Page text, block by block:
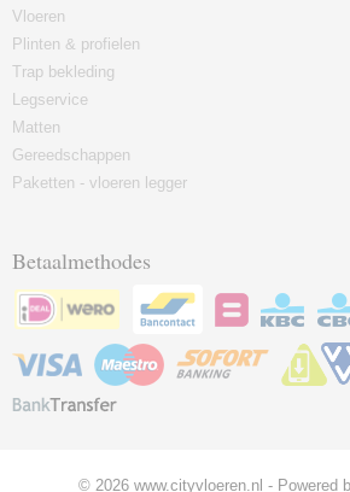
Vloeren
Plinten & profielen
Trap bekleding
Legservice
Matten
Gereedschappen
Paketten - vloeren legger
Betaalmethodes
© 2026 www.cityvloeren.nl - Powered